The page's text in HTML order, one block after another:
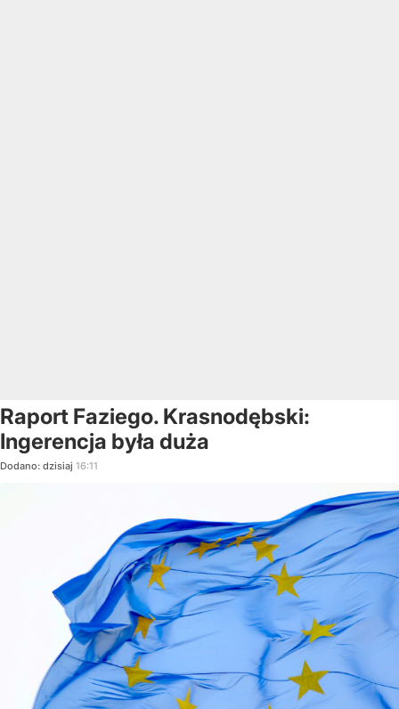
Raport Faziego. Krasnodębski:
Ingerencja była duża
Dodano: dzisiaj 16:11